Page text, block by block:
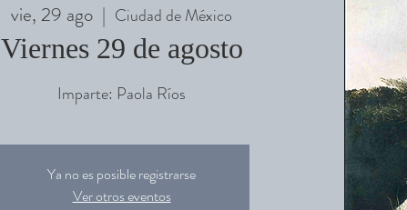
vie, 29 ago
  |
Ciudad de México
Viernes 29 de agosto
Imparte: Paola Ríos
Ya no es posible registrarse
Ver otros eventos